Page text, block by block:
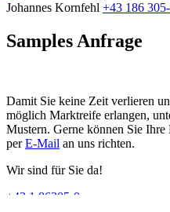
Johannes Kornfehl +43 186
Samples Anfrage
Damit Sie keine Zeit verlieren
möglich Marktreife erlangen,
Mustern. Gerne können Sie Ihre
perE-Mail an uns richten.
Wir sind für Sie da!
+43 1 86305-0